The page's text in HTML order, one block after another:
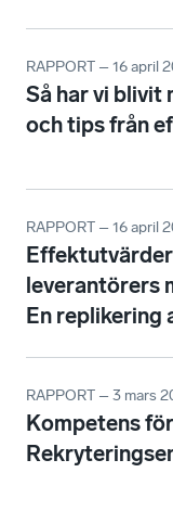
RAPPORT – 16 april
Så har vi blivit
och tips från
RAPPORT – 16 april
leverantörers
En replikering
RAPPORT – 3 mars
Kompetens